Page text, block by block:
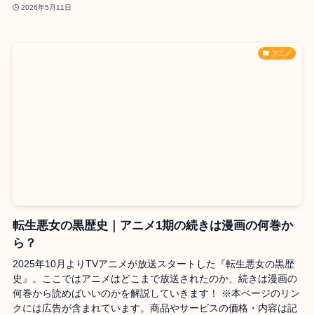
2026年5月11日
アニメ
転生悪女の黒歴史｜アニメ1期の続きは漫画の何巻か
ら？
2025年10月よりTVアニメが放送スタートした『転生悪女の黒歴
史』。ここではアニメはどこまで放送されたのか、続きは漫画の
何巻から読めばいいのかを解説していきます！ ※本ページのリン
クには広告が含まれています。商品やサービスの価格・内容は記